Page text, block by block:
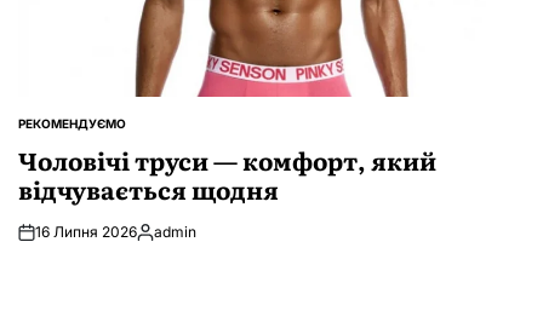
ОПУБЛІКУВАТИ
РЕКОМЕНДУЄМО
Чоловічі труси — комфорт, який
відчувається щодня
16 Липня 2026Опубліковано
admin